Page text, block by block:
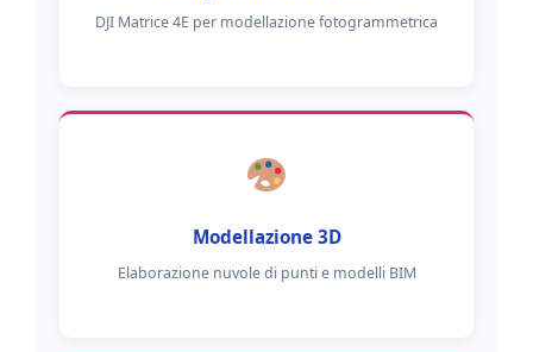
DJI Matrice 4E per modellazione fotogrammetrica
Modellazione 3D
Elaborazione nuvole di punti e modelli BIM